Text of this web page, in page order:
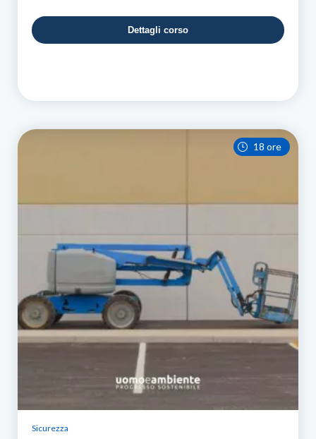
Dettagli corso
Sicurezza
18 ore